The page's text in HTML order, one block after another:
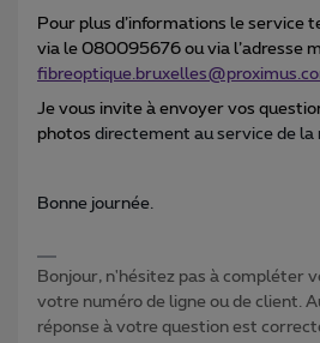
Pour plus d’informations le service
via le 080095676 ou via l’adresse
Je vous invite à envoyer vos
photos directement au service de la
Bonne journée.
Bonjour, n'hésitez pas à compléter
votre numéro de ligne ou de client.
réponse à votre question est